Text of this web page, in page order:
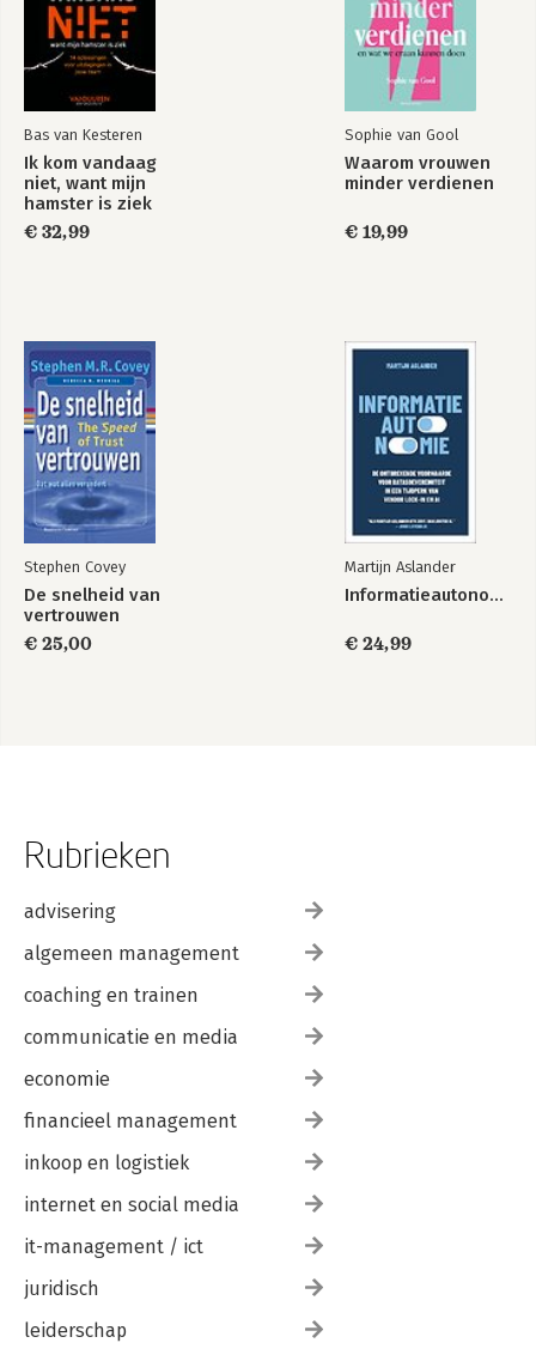
Bas van Kesteren
Ik kom vandaag
niet, want mijn
hamster is ziek
€ 32,99
Sophie van Gool
Waarom vrouwen
minder verdienen
€ 19,99
Stephen Covey
De snelheid van
vertrouwen
€ 25,00
Martijn Aslander
Informatieautonomie
€ 24,99
Rubrieken
advisering
algemeen management
coaching en trainen
communicatie en media
economie
financieel management
inkoop en logistiek
internet en social media
it-management / ict
juridisch
leiderschap